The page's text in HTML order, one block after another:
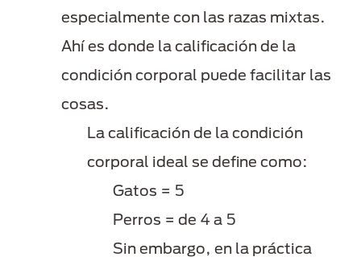
especialmente con las razas mixtas.
Ahí es donde la calificación de la
condición corporal puede facilitar las
cosas.
La calificación de la condición
corporal ideal se define como:
Gatos = 5
Perros = de 4 a 5
Sin embargo, en la práctica